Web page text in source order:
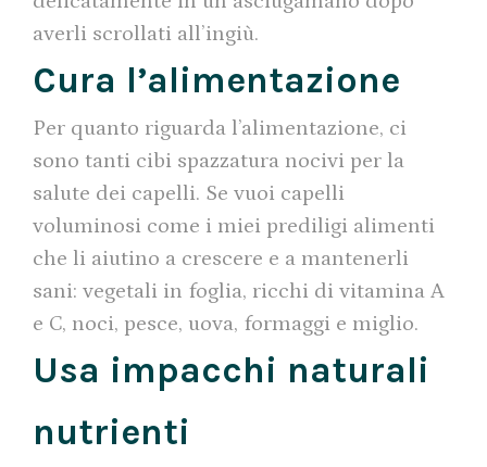
averli scrollati all’ingiù.
Cura l’alimentazione
Per quanto riguarda l’alimentazione, ci
sono tanti cibi spazzatura nocivi per la
salute dei capelli. Se vuoi capelli
voluminosi come i miei prediligi alimenti
che li aiutino a crescere e a mantenerli
sani: vegetali in foglia, ricchi di vitamina A
e C, noci, pesce, uova, formaggi e miglio.
Usa impacchi naturali
nutrienti